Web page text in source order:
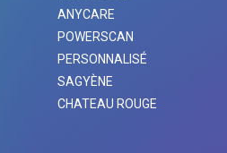
ANYCARE
POWERSCAN
PERSONNALISÉ
SAGYÈNE
CHATEAU ROUGE